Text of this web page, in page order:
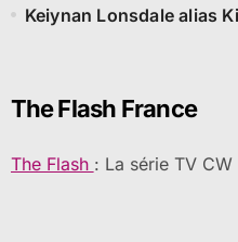
Keiynan Lonsdale alias
The Flash France
The Flash : La série TV